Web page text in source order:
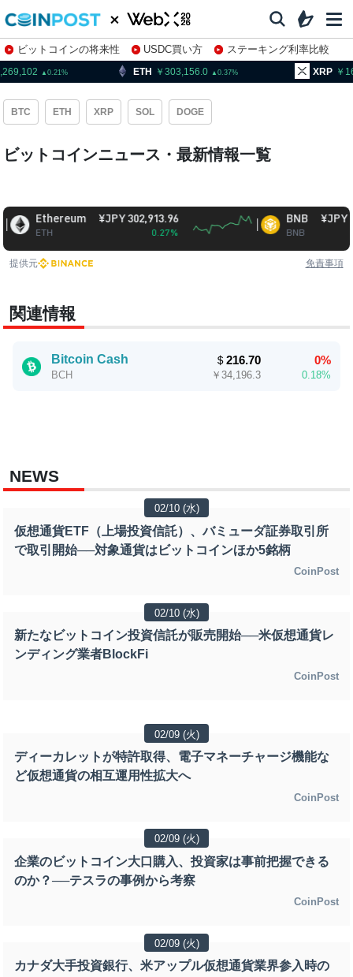
ビットコインの将来性 USDC買い方
ステーキング利率比較
株特集・関連銘柄
0.21 ETH 303,156.0 0.37 XRP
BTC ETH XRP SOL DOGE
ビットコインニュース・最新情報一覧
Ethereum
ETH
¥JPY 302,913.96 BNB
BNB
¥JPY
提供元 免責事項
関連情報
Bitcoin Cash
BCH
＄216.70
￥ 34,196.3
0%
0.18%
NEWS
02/10 (水)
仮想通貨ETF（上場投資信託）、バミューダ証券取引所
で取引開始──対象通貨はビットコインほか5銘柄
CoinPost
02/10 (水)
新たなビットコイン投資信託が販売開始──米仮想通貨レ
ンディング業者BlockFi
CoinPost
02/09 (火)
ディーカレットが特許取得、電子マネーチャージ機能な
ど仮想通貨の相互運用性拡大へ
CoinPost
02/09 (火)
企業のビットコイン大口購入、投資家は事前把握できる
のか？──テスラの事例から考察
CoinPost
02/09 (火)
カナダ大手投資銀行、米アップル仮想通貨業界参入時の